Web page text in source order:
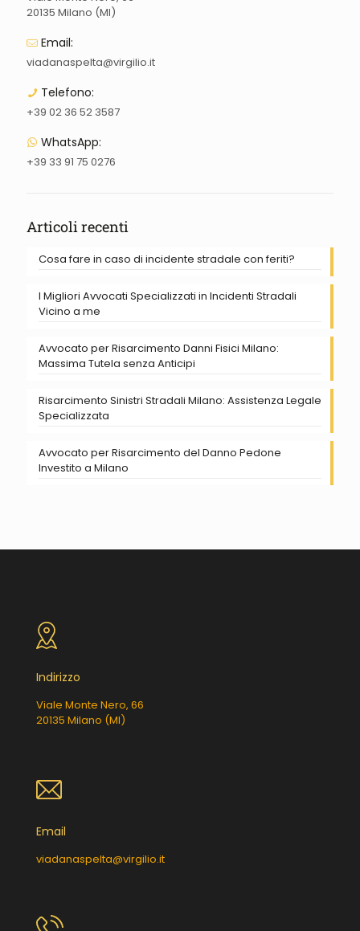
20135 Milano (MI)
Email:
viadanaspelta@virgilio.it
Telefono:
+39 02 36 52 3587
WhatsApp:
+39 33 91 75 0276
Articoli recenti
Cosa fare in caso di incidente stradale con feriti?
I Migliori Avvocati Specializzati in Incidenti Stradali
Vicino a me
Avvocato per Risarcimento Danni Fisici Milano:
Massima Tutela senza Anticipi
Risarcimento Sinistri Stradali Milano: Assistenza Legale
Specializzata
Avvocato per Risarcimento del Danno Pedone
Investito a Milano
Indirizzo
Viale Monte Nero, 66
20135 Milano (MI)
Email
viadanaspelta@virgilio.it